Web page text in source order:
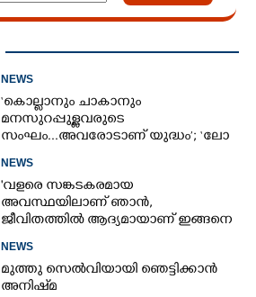
NEWS
‘കൊല്ലാനും ചാകാനും
മനസുറപ്പുള്ളവരുടെ
സംഘം...അവരോടാണ് യുദ്ധം’; ‘ലോ
NEWS
'വളരെ സങ്കടകരമായ
അവസ്ഥയിലാണ് ഞാൻ,
ജീവിതത്തിൽ ആദ്യമായാണ് ഇങ്ങനെ
മോഹൻലാൽ
NEWS
മുത്തു സെൽവിയായി ഞെട്ടിക്കാൻ
അനിഷ്‌മ